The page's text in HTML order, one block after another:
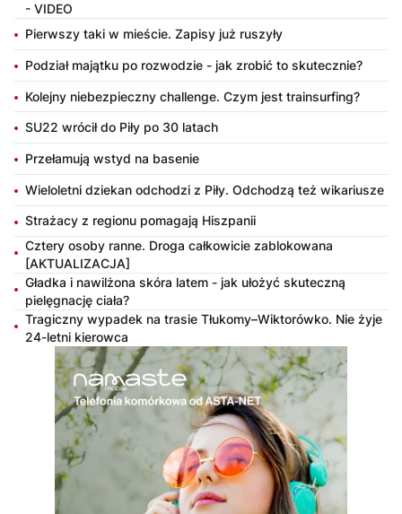
- VIDEO
Pierwszy taki w mieście. Zapisy już ruszyły
Podział majątku po rozwodzie - jak zrobić to skutecznie?
Kolejny niebezpieczny challenge. Czym jest trainsurfing?
SU22 wrócił do Piły po 30 latach
Przełamują wstyd na basenie
Wieloletni dziekan odchodzi z Piły. Odchodzą też wikariusze
Strażacy z regionu pomagają Hiszpanii
Cztery osoby ranne. Droga całkowicie zablokowana
[AKTUALIZACJA]
Gładka i nawilżona skóra latem - jak ułożyć skuteczną
pielęgnację ciała?
Tragiczny wypadek na trasie Tłukomy–Wiktorówko. Nie żyje
24-letni kierowca